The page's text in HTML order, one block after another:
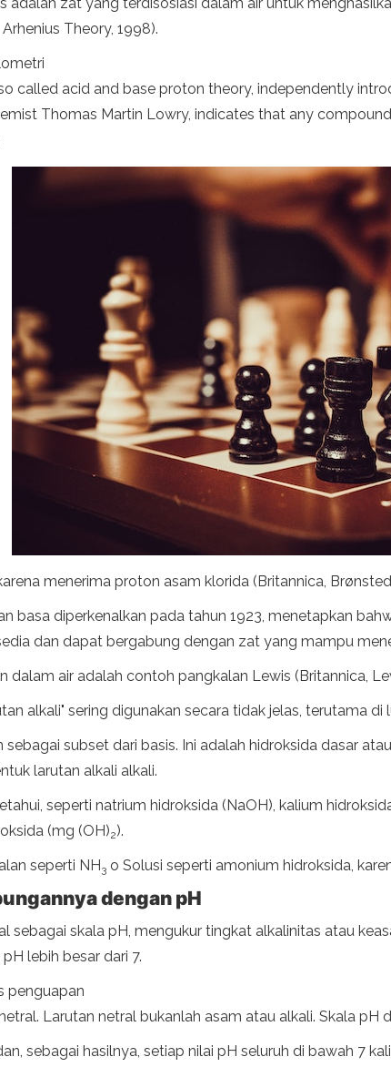
Theory, 1998).
called acid and base proton theory, independently
Thomas Martin Lowry, indicates that any
menerima proton asam klorida (Britannica,
basa diperkenalkan pada tahun 1923, menetapkan
dan dapat bergabung dengan zat yang mampu
dalam air adalah contoh pangkalan Lewis (Britannica,
alkali" sering digunakan secara tidak jelas, terutama di
subset dari basis. Ini adalah hidroksida dasar
larutan alkali alkali.
seperti natrium hidroksida (NaOH), kalium
(mg (OH)2).
seperti NH3 o Solusi seperti amonium hidroksida,
dengan pH
sebagai skala pH, mengukur tingkat alkalinitas atau
lebih besar dari 7.
penguapan
Larutan netral bukanlah asam atau alkali. Skala pH
sebagai hasilnya, setiap nilai pH seluruh di bawah 7